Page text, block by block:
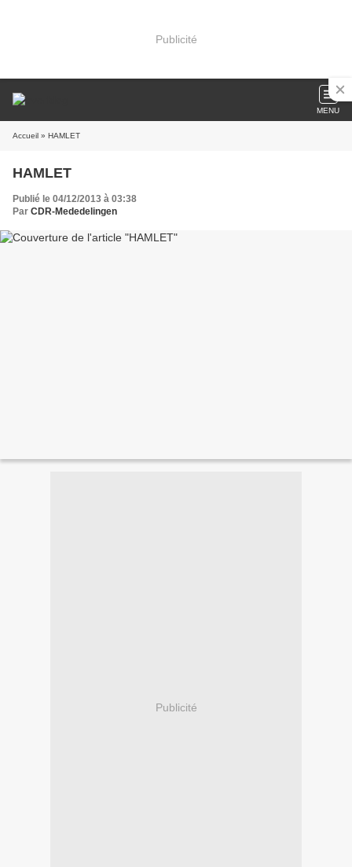
Publicité
MENU
Accueil » HAMLET
HAMLET
Publié le 04/12/2013 à 03:38
Par CDR-Mededelingen
Publicité